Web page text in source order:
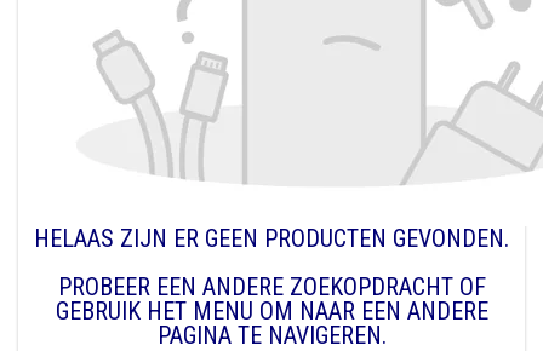
HELAAS ZIJN ER GEEN PRODUCTEN GEVONDEN.
PROBEER EEN ANDERE ZOEKOPDRACHT OF
GEBRUIK HET MENU OM NAAR EEN ANDERE
PAGINA TE NAVIGEREN.